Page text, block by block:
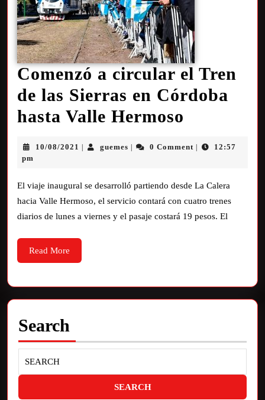
Comenzó a circular el Tren
de las Sierras en Córdoba
hasta Valle Hermoso
10/08/2021 guemes 0 Comment
12:57
pm
El viaje inaugural se desarrolló partiendo desde La Calera
hacia Valle Hermoso, el servicio contará con cuatro trenes
diarios de lunes a viernes y el pasaje costará 19 pesos. El
Read More
Search